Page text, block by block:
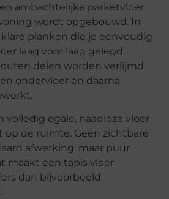
ambachtelijke parketvloer
wordt opgebouwd. In
planken die je eenvoudig
laag voor laag gelegd.
delen worden verlijmd
ondervloer en daarna
volledig egale, naadloze vloer
op de ruimte. Geen zichtbare
afwerking, maar puur
maakt een tapis vloer
dan bijvoorbeeld